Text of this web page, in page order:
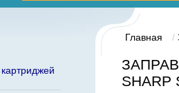
Главная
SHARP